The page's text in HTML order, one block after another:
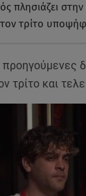
πλησιάζει
τον τρίτο
τρίτο και